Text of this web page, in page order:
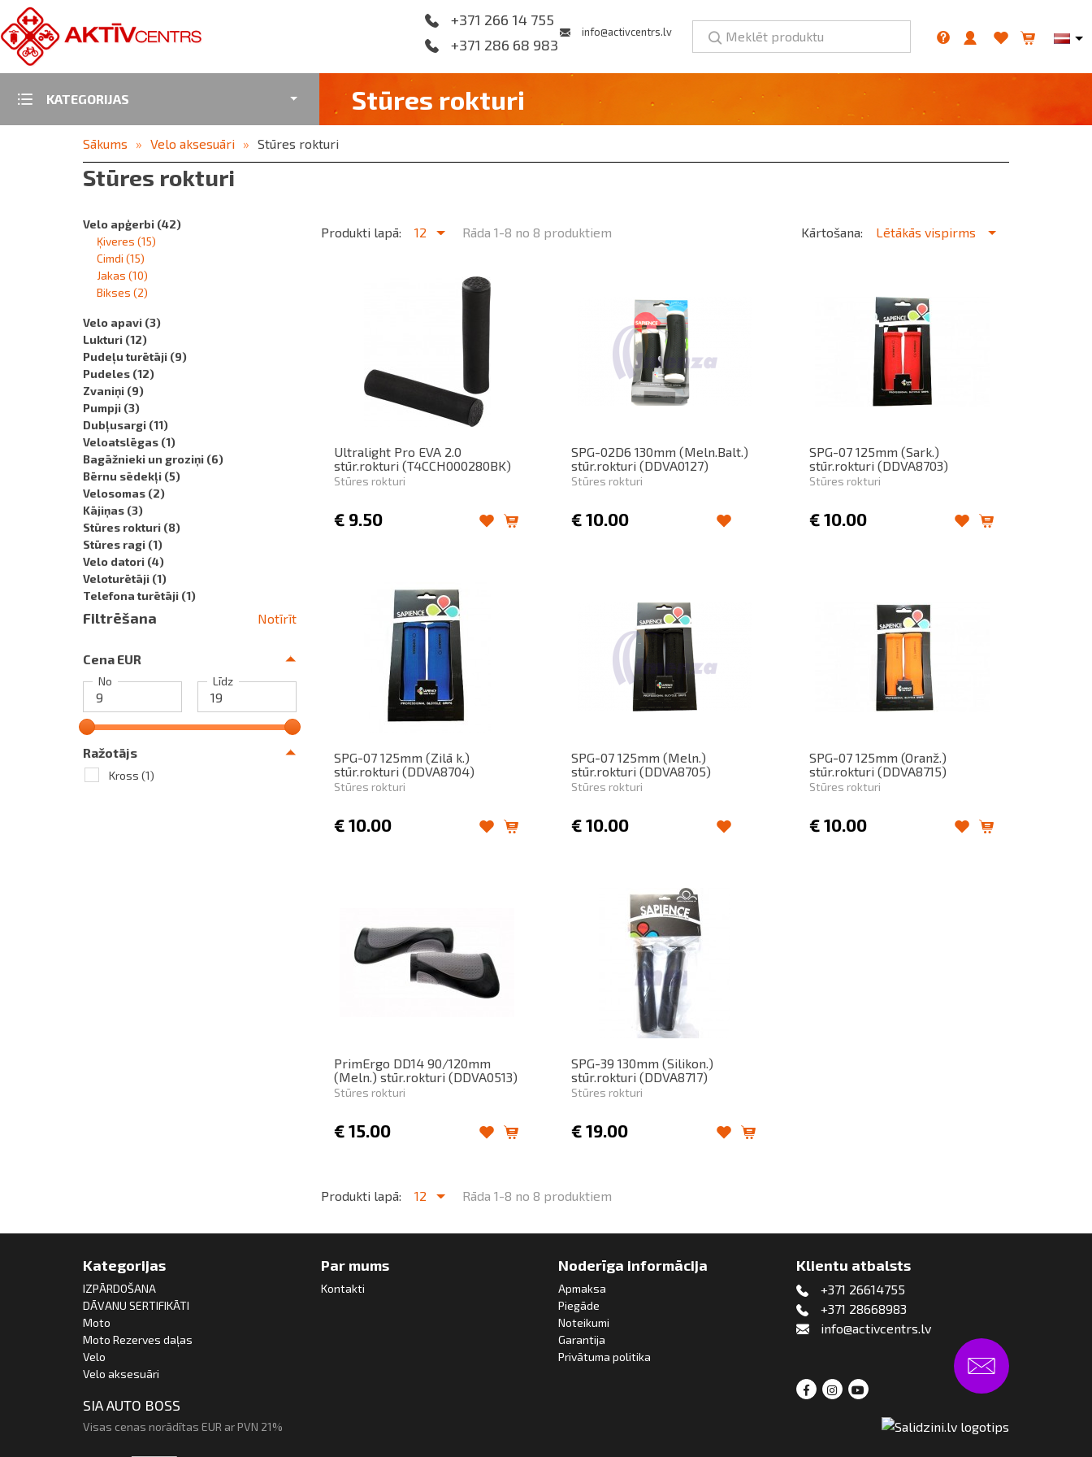
+371 266 14 755
info@activcentrs.lv
+371 286 68 983 Meklēt produktu
KATEGORIJAS Stūres rokturi
Sākums Velo aksesuāri Stūres rokturi
Stūres rokturi
Velo apģerbi (42)
Ķiveres (15)
Cimdi (15)
Jakas (10)
Bikses (2)
Velo apavi (3)
Lukturi (12)
Pudeļu turētāji (9)
Pudeles (12)
Zvaniņi (9)
Pumpji (3)
Dubļusargi (11)
Veloatslēgas (1)
Bagāžnieki un groziņi (6)
Bērnu sēdekļi (5)
Velosomas (2)
Kājiņas (3)
Stūres rokturi (8)
Stūres ragi (1)
Velo datori (4)
Veloturētāji (1)
Telefona turētāji (1)
Filtrēšana Notīrīt
Cena EUR
No Līdz
Ražotājs
Kross (1)
Produkti lapā: 12 Rāda 1-8 no 8 produktiem Kārtošana: Lētākās vispirms
Ultralight Pro EVA 2.0
stūr.rokturi (T4CCH000280BK)
Stūres rokturi
€ 9.50
SPG-02D6 130mm (Meln.Balt.)
stūr.rokturi (DDVA0127)
Stūres rokturi
€10.00
SPG-07 125mm (Sark.)
stūr.rokturi (DDVA8703)
Stūres rokturi
€ 10.00
SPG-07 125mm (Zilā k.)
stūr.rokturi (DDVA8704)
Stūres rokturi
€ 10.00
SPG-07 125mm (Meln.)
stūr.rokturi (DDVA8705)
Stūres rokturi
€10.00
SPG-07 125mm (Oranž.)
stūr.rokturi (DDVA8715)
Stūres rokturi
€ 10.00
PrimErgo DD14 90/120mm
(Meln.) stūr.rokturi (DDVA0513)
Stūres rokturi
€ 15.00
SPG-39 130mm (Silikon.)
stūr.rokturi (DDVA8717)
Stūres rokturi
€19.00
Produkti lapā: 12 Rāda 1-8 no 8 produktiem
Kategorijas
IZPĀRDOŠANA
DĀVANU SERTIFIKĀTI
Moto
Moto Rezerves daļas
Velo
Velo aksesuāri
SIA AUTO BOSS
Visas cenas norādītas EUR ar PVN 21%
Par mums
Kontakti
Noderīga informācija
Apmaksa
Piegāde
Noteikumi
Garantija
Privātuma politika
Klientu atbalsts
+371 26614755
+371 28668983
info@activcentrs.lv